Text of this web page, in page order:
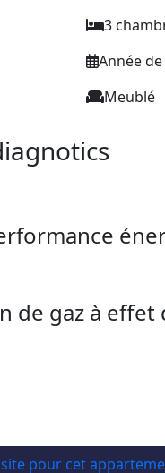
3
Année
Meublé
de gaz à effet
pour cet